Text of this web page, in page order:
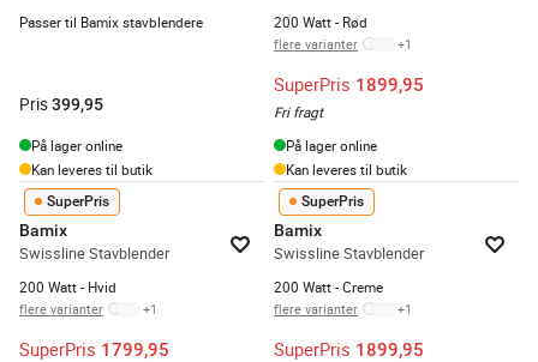
Passer til Bamix stavblendere
Pris399,95
På lager online
Kan leveres til butik
200 Watt - Rød
flere varianter +1
SuperPris 1899,95
Fri fragt
På lager online
Kan leveres til butik
SuperPris
Bamix
Swissline Stavblender
200 Watt - Hvid
flere varianter +1
SuperPris 1799,95
SuperPris
Bamix
Swissline Stavblender
200 Watt - Creme
flere varianter +1
SuperPris 1899,95